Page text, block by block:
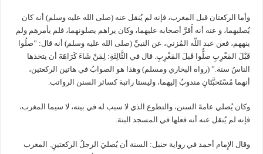
وأما الركعتان قبل المغرب، فإنه لم يُنقل عنه (صلى الله عليه وسلم) أنه كان
يُصليهما، و عنه أنه أَقرَّ أصحابه عليهما، وكان يراهم يصلونهما، فلم يأمرهم ولم
ينههم، فعن عبد اللّه المُزني، عن النبيِّ (صلى الله عليه وسلم) أنه قال‏:‏ ‏”‏صلُوا
قَبْلَ المَغْرِبِ صلُّوا قَبلَ المَغْرِبِ‏. قال في الثَّالِثَةِ‏:‏ ‏‏لِمَنْ شَاءَ كَرَاهَةَ أن يتخذها
الناسُ سنة‏.” (رواه البخاري ومسلم)‏ وهذا هو الصوابُ في هاتين الركعتين،
أنهما مُسْتَحبَّتَانِ مندوبٌ إليهما، وليستا راتبة كسائر السنن الرواتب‏.‏
وكان يُصلي عامةَ السنن، والتطوع الذي لا سبب له في بيته، لا سيما المغرب،
فإنه لم يُنقل عنه أنه فعلها في المسجد البتة‏.‏
وقال الإِمام أحمد في رواية حنبل‏:‏ السنة أن يُصليَ الرجلُ الركعتينِ‏.‏ المغرب